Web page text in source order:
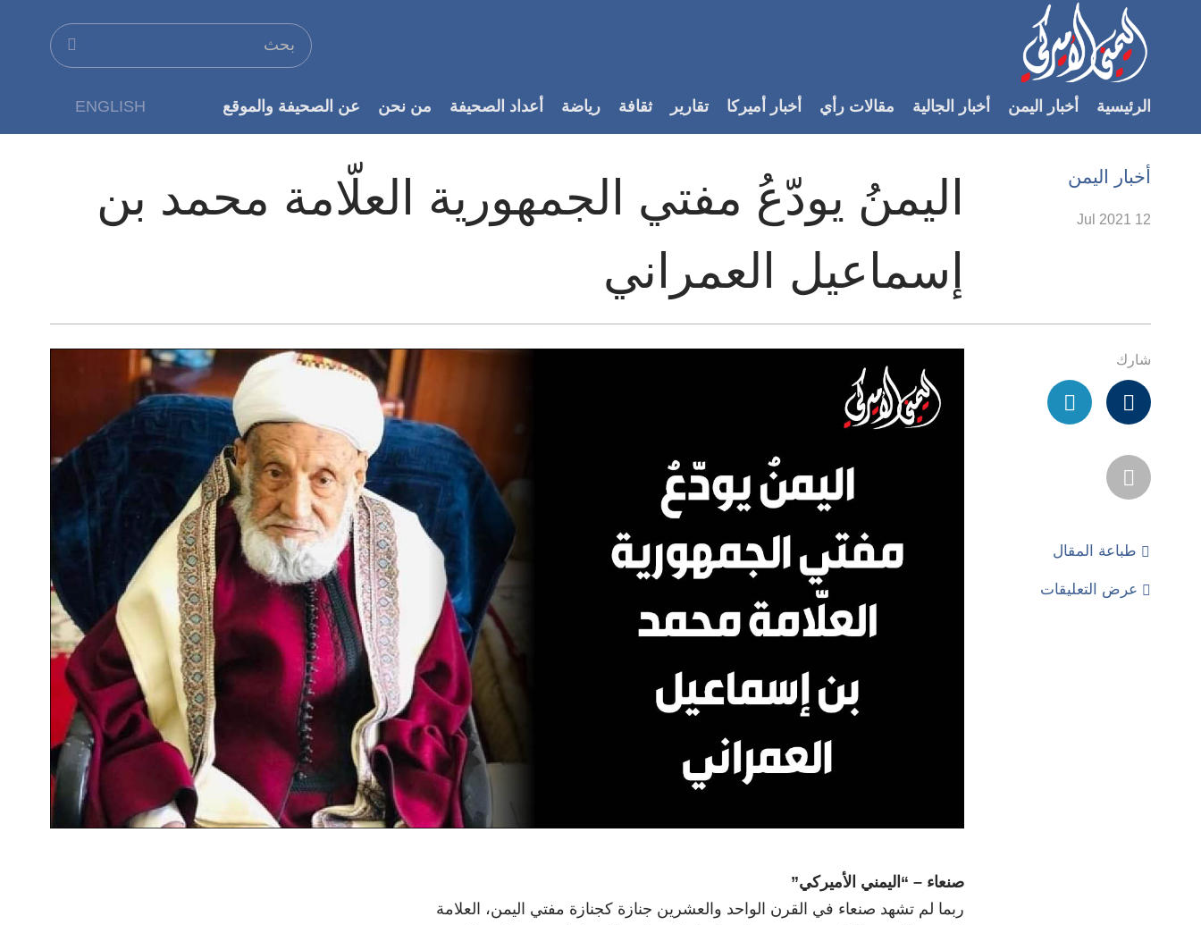
Accessibility
الرئيسي
الأقسام
الرئيسية
ENGLISH الرئيسية أخبار اليمن أخبار الجالية مقالات رأي أخبار أميركا تقارير ثقافة رياضة أعداد الصحيفة من نحن عن الصحيفة والموقع
أخبار اليمن
اليمنُ يودّعُ مفتي الجمهورية العلّامة محمد بن
إسماعيل العمراني
12 Jul 2021
شارك
طباعة المقال
عرض التعليقات
صنعاء – “اليمني الأميركي”
ربما لم تشهد صنعاء في القرن الواحد والعشرين جنازة كجنازة مفتي اليمن، العلامة